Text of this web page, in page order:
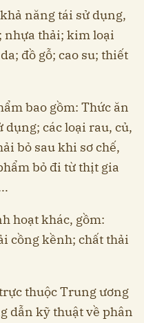
năng tái sử dụng,
nhựa thải; kim loại
đồ gỗ; cao su; thiết
bao gồm: Thức ăn
các loại rau, củ,
bỏ sau khi sơ chế,
bỏ đi từ thịt gia
hoạt khác, gồm:
cồng kềnh; chất thải
thuộc Trung ương
dẫn kỹ thuật về phân